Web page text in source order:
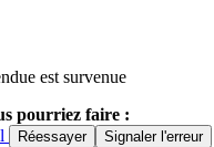
est survenue
pourriez faire :
Réessayer Signaler l'erreur